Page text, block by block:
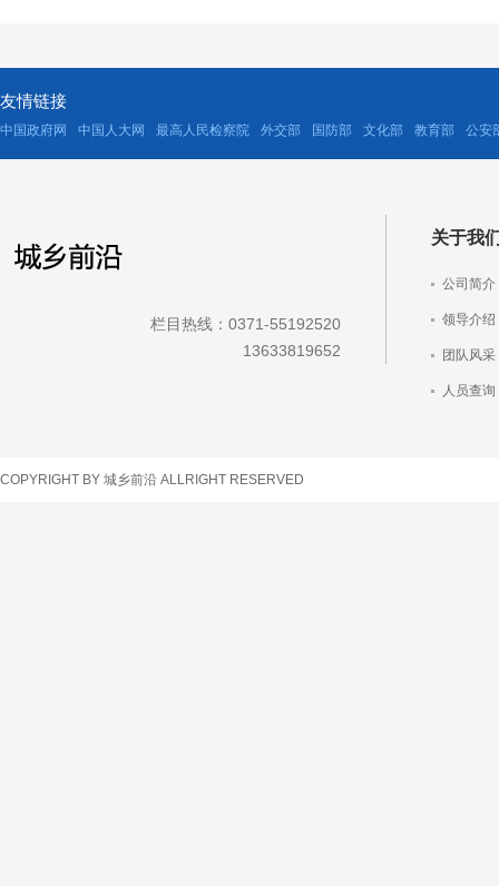
友情链接
中国政府网 中国人大网 最高人民检察院 外交部 国防部 文化部 教育部 公安
栏目热线：0371-55192520
13633819652
关于我
公司简介
领导介绍
团队风采
人员查询
COPYRIGHT BY 城乡前沿 ALLRIGHT RESERVED